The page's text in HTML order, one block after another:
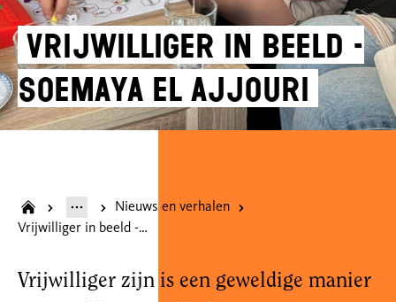
Vrijwilliger in beeld -
Soemaya El Ajjouri
Nieuws en verhalen
Vrijwilliger in beeld - Soemaya El Ajjouri
Vrijwilliger zijn is een geweldige manier